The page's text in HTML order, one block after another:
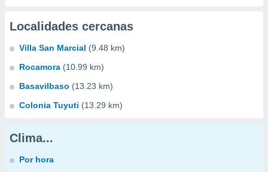
Localidades cercanas
Villa San Marcial (9.48 km)
Rocamora (10.99 km)
Basavilbaso (13.23 km)
Colonia Tuyuti (13.29 km)
Clima...
Por hora